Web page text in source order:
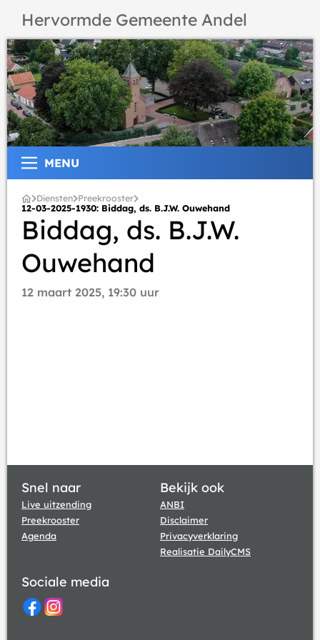
Hervormde Gemeente Andel
MENU
Diensten Preekrooster
12-03-2025-1930: Biddag, ds. B.J.W. Ouwehand
Biddag, ds. B.J.W.
Ouwehand
12 maart 2025, 19:30 uur
Snel naar
Live uitzending
Preekrooster
Agenda
Bekijk ook
ANBI
Disclaimer
Privacyverklaring
Realisatie DailyCMS
Sociale media